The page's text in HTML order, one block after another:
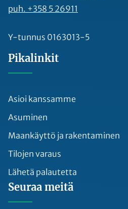
puh. +358 5 26911
Y-tunnus 0163013-5
Pikalinkit
Asioi kanssamme
Asuminen
Maankäyttö ja rakentaminen
Tilojen varaus
Lähetä palautetta
Seuraa meitä